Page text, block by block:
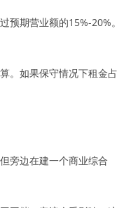
预期营业额的15%-20%。
。如果保守情况下租金占
旁边在建一个商业综合